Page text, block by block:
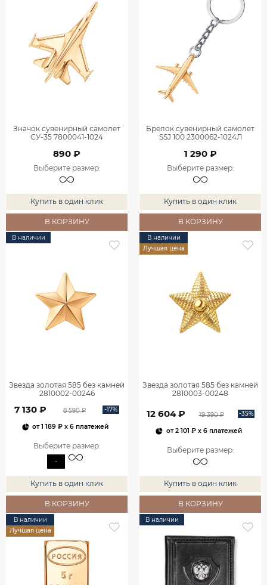
Значок сувенирный самолет
СУ-35 7800041-1024
890 ₽
Выберите размер:
Купить в один клик
В КОРЗИНУ
Брелок сувенирный самолет
SSJ 100 2300062-1024Л
1 290 ₽
Выберите размер:
Купить в один клик
В КОРЗИНУ
В наличии
Звезда золотая 585 без камней
2810002-00246
7 130 ₽ 8 590 ₽ -17%
от1 189 ₽ x 6 платежей
Выберите размер:
-
Купить в один клик
В КОРЗИНУ
В наличии
Лучшая цена
Звезда золотая 585 без камней
2810003-00248
12 604 ₽ 19 390 ₽ -35%
от2 101 ₽x 6 платежей
Выберите размер:
Купить в один клик
В КОРЗИНУ
В наличии
Лучшая цена
В наличии